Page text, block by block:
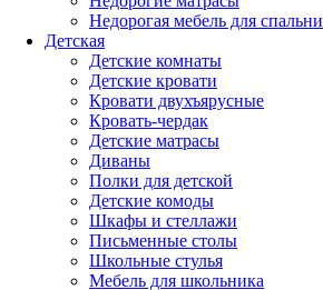
Недорогая мебель для спальни
Детская
Детские комнаты
Детские кровати
Кровати двухъярусные
Кровать-чердак
Детские матрасы
Диваны
Полки для детской
Детские комоды
Шкафы и стеллажи
Письменные столы
Школьные стулья
Мебель для школьника